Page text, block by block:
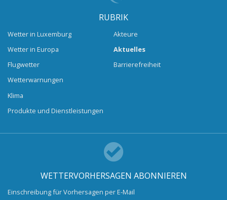
RUBRIK
Wetter in Luxemburg
Wetter in Europa
Flugwetter
Wetterwarnungen
Klima
Produkte und Dienstleistungen
Akteure
Aktuelles
Barrierefreiheit
WETTERVORHERSAGEN ABONNIEREN
Einschreibung für Vorhersagen per E-Mail